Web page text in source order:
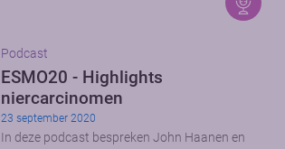
Podcast
ESMO20 - Highlights
niercarcinomen
23 september 2020
In deze podcast bespreken John Haanen en